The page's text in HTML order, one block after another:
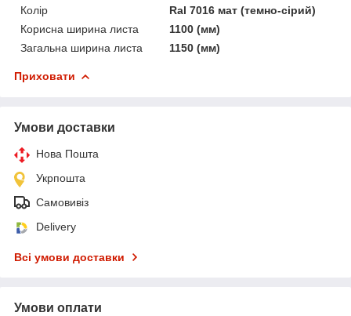
Колір
Ral 7016 мат (темно-сірий)
Корисна ширина листа
1100 (мм)
Загальна ширина листа
1150 (мм)
Приховати
Умови доставки
Нова Пошта
Укрпошта
Самовивіз
Delivery
Всі умови доставки
Умови оплати